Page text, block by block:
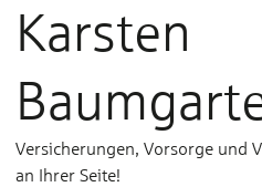
Karsten
Versicherungen, Vorsorge und
an Ihrer Seite!